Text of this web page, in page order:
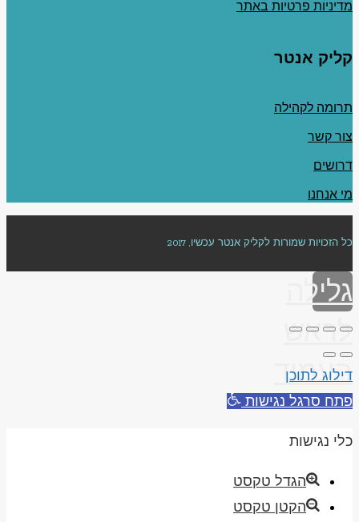
מדיניות פרטיות באתר
קליק אנטר
תרומה לקהילה
צור קשר
דרושים
מי אנחנו
כל הזכויות שמורות לקליק אנטר עכשיו, 2017
גלילה
לראש
העמוד
דילוג לתוכן
פתח סרגל נגישות
כלי נגישות
הגדל טקסט
הקטן טקסט